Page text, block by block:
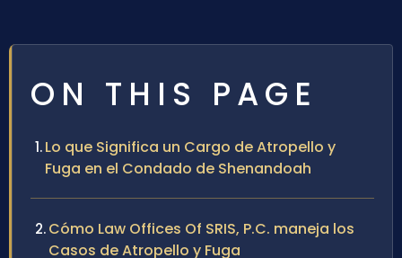
ON THIS PAGE
Lo que Significa un Cargo de Atropello y
Fuga en el Condado de Shenandoah
Cómo Law Offices Of SRIS, P.C. maneja los
Casos de Atropello y Fuga